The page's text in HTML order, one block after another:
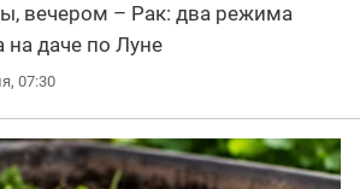
вечером – Рак: два режима
на даче по Луне
07:30